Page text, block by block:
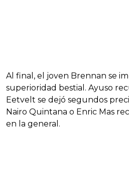
Al final, el joven Brennan se
superioridad bestial. Ayuso
Eetvelt se dejó segundos
Nairo Quintana o Enric Mas
en la general.